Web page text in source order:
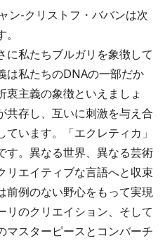
ン-クリストフ・ババンは次
に私たちブルガリを象徴して
は私たちのDNAの一部だか
衷主義の象徴といえましょ
共存し、互いに刺激を与え合
います。「エクレティカ」
す。異なる世界、異なる芸術
リエイティブな言語へと収束
前例のない野心をもって実現
リのクリエイション、そして
マスターピースとコンバーチ